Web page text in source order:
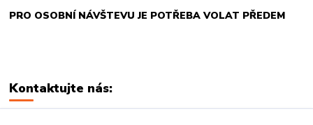
PRO OSOBNÍ NÁVŠTEVU JE POTŘEBA VOLAT PŘEDEM
Kontaktujte nás: